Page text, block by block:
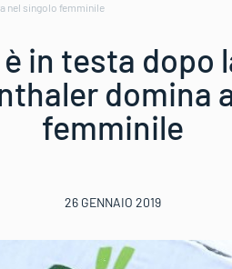
nel singolo femminile
in testa dopo
domina
femminile
26 GENNAIO 2019